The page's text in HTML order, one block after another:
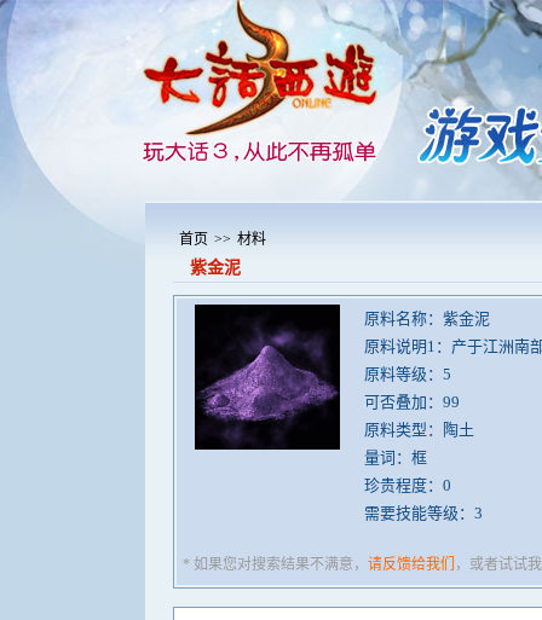
首页 >> 材料
紫金泥
原料名称：紫金泥
原料说明1：产于江洲南
原料等级：5
可否叠加：99
原料类型：陶土
量词：框
珍贵程度：0
需要技能等级：3
* 如果您对搜索结果不满意， 请反馈给我们 ，或者试试